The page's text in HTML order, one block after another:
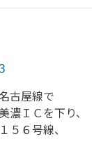
古屋線で
濃ＩＣを下り、
５６号線、